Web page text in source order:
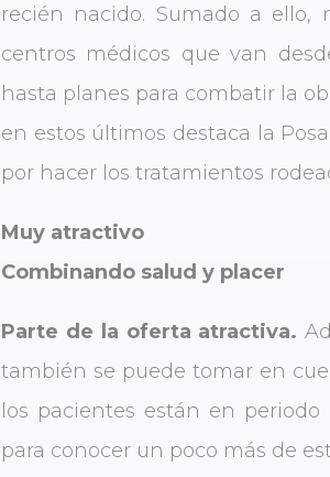
recién nacido. Sumado a
centros médicos que van
hasta planes para combatir la
en estos últimos destaca la
por hacer los tratamientos
Muy atractivo
Combinando salud y placer
Parte de la oferta atractiva.
también se puede tomar en
los pacientes están en
para conocer un poco más de